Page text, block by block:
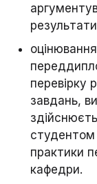
оцінювання
перевірку
завдань,
студентом
практики
кафедри.